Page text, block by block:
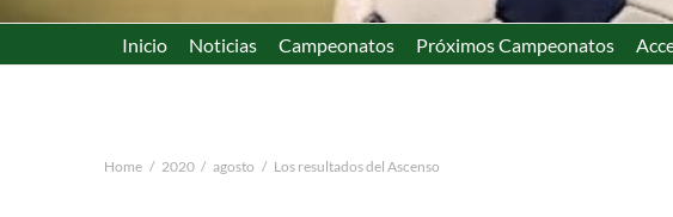
Inicio Noticias Campeonatos Próximos Campeonatos
Home 2020 agosto Los resultados del Ascenso